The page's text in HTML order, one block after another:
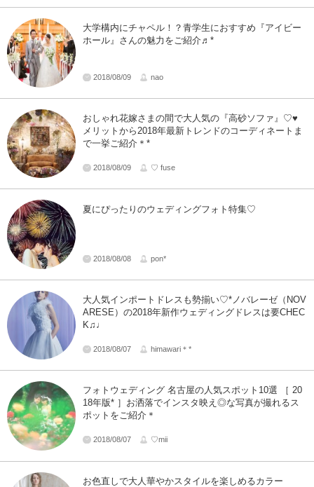
大学構内にチャペル！？青学生におすすめ『アイビー
ホール』さんの魅力をご紹介♬*
2018/08/09 nao
おしゃれ花嫁さまの間で大人気の『高砂ソファ』♡♥
メリットから2018年最新トレンドのコーディネートま
で一挙ご紹介＊*
2018/08/09 ♡ fuse
夏にぴったりのウェディングフォト特集♡
2018/08/08 pon*
大人気インポートドレスも勢揃い♡*ノバレーゼ（NOV
ARESE）の2018年新作ウェディングドレスは要CHEC
K♫♩
2018/08/07 himawari＊*
フォトウェディング 名古屋の人気スポット10選 ［ 20
18年版* ］お洒落でインスタ映え◎な写真が撮れるス
ポットをご紹介＊
2018/08/07 ♡mii
お色直しで大人華やかスタイルを楽しめるカラー